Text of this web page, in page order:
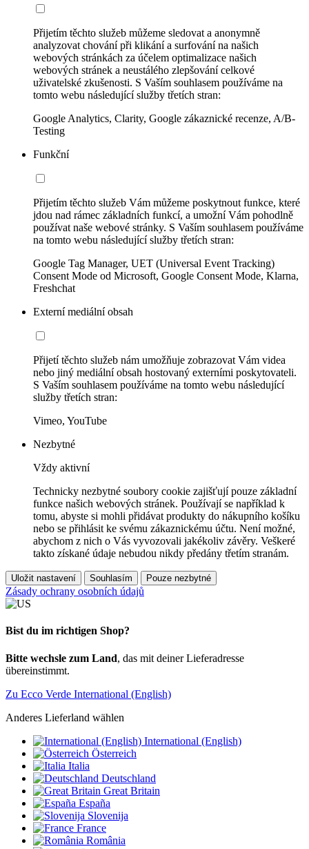
Přijetím těchto služeb můžeme sledovat a anonymně
analyzovat chování při klikání a surfování na našich
webových stránkách za účelem optimalizace našich
webových stránek a neustálého zlepšování celkové
uživatelské zkušenosti. S Vaším souhlasem používáme na
tomto webu následující služby třetích stran:
Google Analytics, Clarity, Google zákaznické recenze, A/B-
Testing
Funkční
Přijetím těchto služeb Vám můžeme poskytnout funkce, které
jdou nad rámec základních funkcí, a umožní Vám pohodlně
používat naše webové stránky. S Vaším souhlasem používáme
na tomto webu následující služby třetích stran:
Google Tag Manager, UET (Universal Event Tracking)
Consent Mode od Microsoft, Google Consent Mode, Klarna,
Freshchat
Externí mediální obsah
Přijetí těchto služeb nám umožňuje zobrazovat Vám videa
nebo jiný mediální obsah hostovaný externími poskytovateli.
S Vaším souhlasem používáme na tomto webu následující
služby třetích stran:
Vimeo, YouTube
Nezbytné
Vždy aktivní
Technicky nezbytné soubory cookie zajišťují pouze základní
funkce našich webových stránek. Používají se například k
tomu, abyste si mohli přidávat produkty do nákupního košíku
nebo se přihlásit ke svému zákaznickému účtu. Není možné,
abychom z nich o Vás vyvozovali jakékoliv závěry. Veškeré
takto získané údaje nebudou nikdy předány třetím stranám.
Uložit nastavení Souhlasím Pouze nezbytné
Zásady ochrany osobních údajů
Bist du im richtigen Shop?
Bitte wechsle zum Land, das mit deiner Lieferadresse
übereinstimmt.
Zu Ecco Verde International (English)
Anderes Lieferland wählen
International (English)
Österreich
Italia
Deutschland
Great Britain
España
Slovenija
France
România